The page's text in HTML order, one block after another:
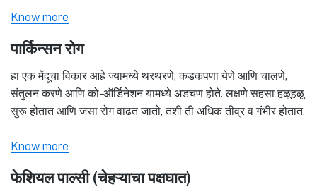
Know more
पार्किन्सन रोग
हा एक मेंदूचा विकार आहे ज्यामध्ये थरथरणे, कडकपणा येणे आणि चालणे,
संतुलन करणे आणि को-ऑर्डिनेशन यामध्ये अडचण होते. लक्षणे सहसा हळूहळू
सुरू होतात आणि जसा रोग वाढत जातो, तशी ती अधिक तीव्र व गंभीर होतात.
Know more
फेशियल पाल्सी (चेहऱ्याचा पक्षघात)